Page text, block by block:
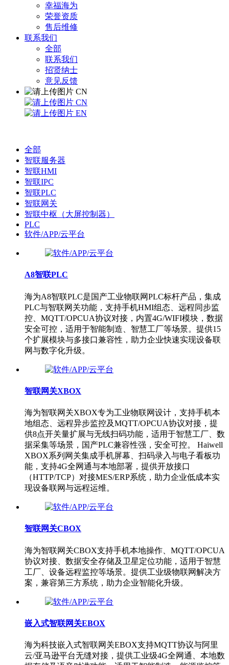
幸福海为
荣誉资质
售后维修
联系我们
全部
联系我们
招贤纳士
意见反馈
CN
CN
EN
全部
智联服务器
智联HMI
智联IPC
智联PLC
智联网关
智联中枢（大屏控制器）
PLC
软件/APP/云平台
A8智联PLC
海为A8智联PLC是国产工业物联网PLC标杆产品，集成
PLC与智联网关功能，支持手机HMI组态、远程同步监
控、MQTT/OPCUA协议对接，内置4G/WIFI模块，数据
安全可控，适用于智能制造、智慧工厂等场景。提供15
个扩展模块与多接口兼容性，助力企业快速实现设备联
网与数字化升级。
智联网关XBOX
海为智联网关XBOX专为工业物联网设计，支持手机本
地组态、远程异步监控及MQTT/OPCUA协议对接，提
供8点开关量扩展与无线扫码功能，适用于智慧工厂、数
据采集等场景，国产PLC兼容性强，安全可控。 Haiwell
XBOX系列网关集成手机屏幕、扫码录入与电子看板功
能，支持4G全网通与本地部署，提供开放接口
（HTTP/TCP）对接MES/ERP系统，助力企业低成本实
现设备联网与远程运维。
智联网关CBOX
海为智联网关CBOX支持手机本地操作、MQTT/OPCUA
协议对接、数据安全存储及卫星定位功能，适用于智慧
工厂、设备远程监控等场景。提供工业级物联网解决方
案，兼容第三方系统，助力企业智能化升级。
嵌入式智联网关EBOX
海为科技嵌入式智联网关EBOX支持MQTT协议与阿里
云/亚马逊平台无缝对接，提供工业级4G全网通、本地数